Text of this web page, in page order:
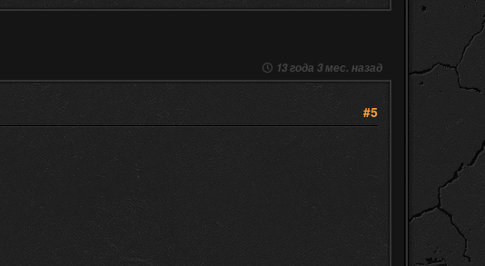
13 года 3 мес. назад
#5